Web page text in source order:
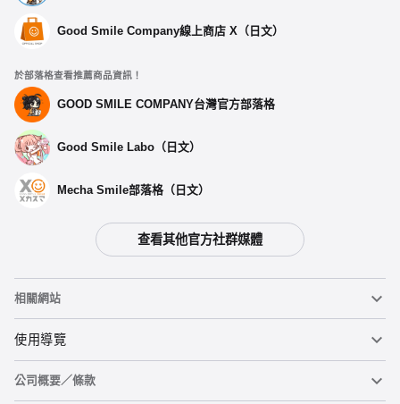
Good Smile Company線上商店 X（日文）
於部落格查看推薦商品資訊！
GOOD SMILE COMPANY台灣官方部落格
Good Smile Labo（日文）
Mecha Smile部落格（日文）
查看其他官方社群媒體
相關網站
黏土人
黏土人臉部製造機（英文）
使用導覽
重要公告
公司概要／條款